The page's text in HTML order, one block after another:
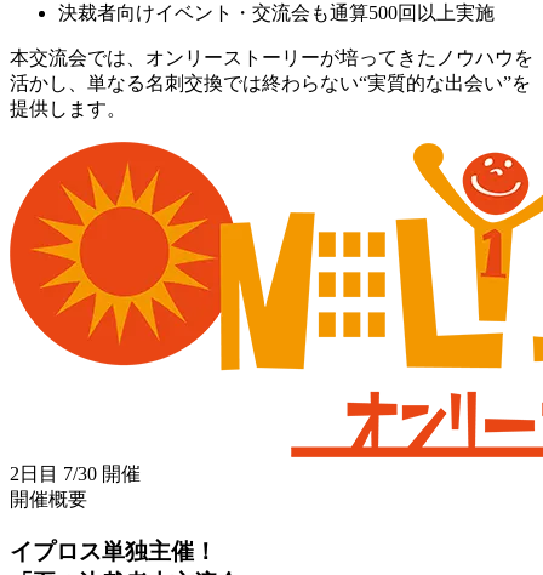
決裁者向けイベント・交流会も通算500回以上実施
本交流会では、オンリーストーリーが培ってきたノウハウを
活かし、単なる名刺交換では終わらない“実質的な出会い”を
提供します。
2日目 7/30 開催
開催概要
イプロス単独主催！